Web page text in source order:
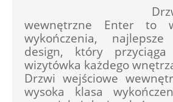
wewnętrzne Enter to
wykończenia,
design, który
wizytówka każdego
Drzwi wejściowe
wysoka klasa